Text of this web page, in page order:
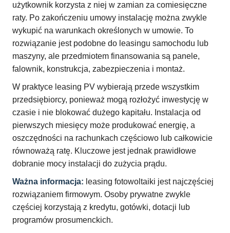
użytkownik korzysta z niej w zamian za comiesięczne
raty. Po zakończeniu umowy instalację można zwykle
wykupić na warunkach określonych w umowie. To
rozwiązanie jest podobne do leasingu samochodu lub
maszyny, ale przedmiotem finansowania są panele,
falownik, konstrukcja, zabezpieczenia i montaż.
W praktyce leasing PV wybierają przede wszystkim
przedsiębiorcy, ponieważ mogą rozłożyć inwestycję w
czasie i nie blokować dużego kapitału. Instalacja od
pierwszych miesięcy może produkować energię, a
oszczędności na rachunkach częściowo lub całkowicie
równoważą ratę. Kluczowe jest jednak prawidłowe
dobranie mocy instalacji do zużycia prądu.
Ważna informacja: leasing fotowoltaiki jest najczęściej
rozwiązaniem firmowym. Osoby prywatne zwykle
częściej korzystają z kredytu, gotówki, dotacji lub
programów prosumenckich.